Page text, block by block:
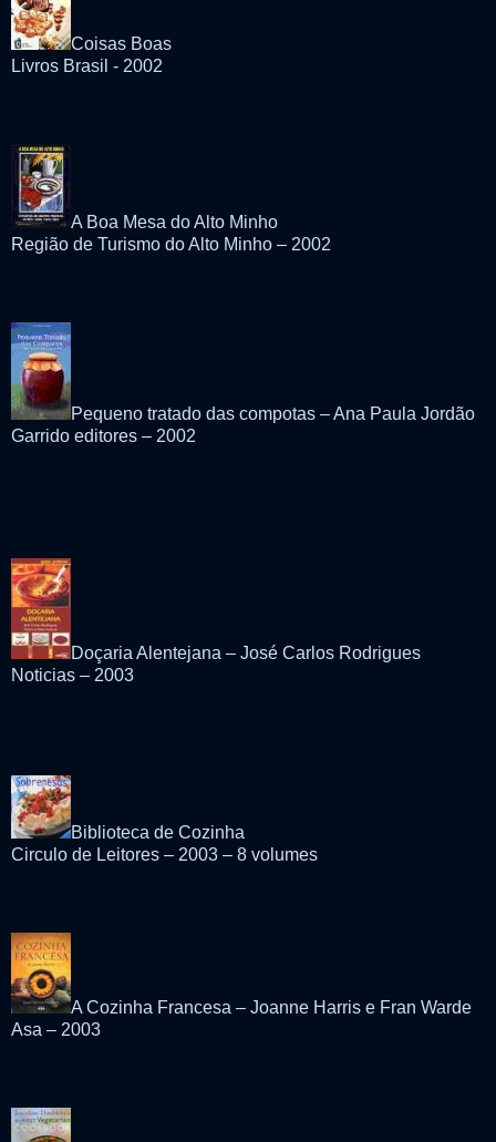
Coisas Boas
Livros Brasil - 2002
A Boa Mesa do Alto Minho
Região de Turismo do Alto Minho – 2002
Pequeno tratado das compotas – Ana Paula Jordão
Garrido editores – 2002
Doçaria Alentejana – José Carlos Rodrigues
Noticias – 2003
Biblioteca de Cozinha
Circulo de Leitores – 2003 – 8 volumes
A Cozinha Francesa – Joanne Harris e Fran Warde
Asa – 2003